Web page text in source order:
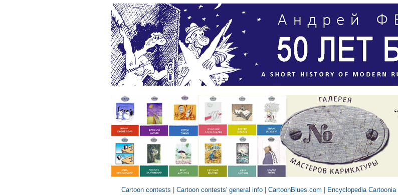
Cartoon contests Cartoon contests' general info| CartoonBlues.com Encyclopedia Cartoonia|